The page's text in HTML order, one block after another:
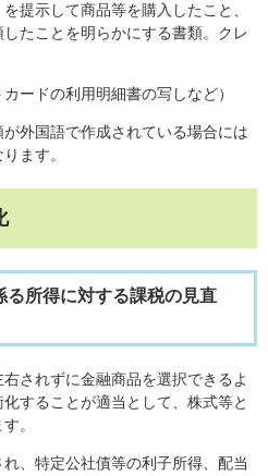
提示して商品等を購入したこと、
たことを明らかにする書類。クレ
ードの利用明細書の写しなど）
外国語で作成されている場合には
ます。
る所得に対する課税の見直
されずに金融商品を選択できるよ
することが適当として、株式等と
。
、特定公社債等の利子所得、配当